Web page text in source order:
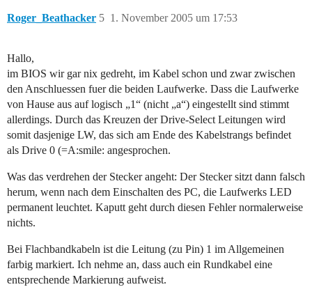
Roger_Beathacker 1. November 2005 um 17:53
5
Hallo,
im BIOS wir gar nix gedreht, im Kabel schon und zwar zwischen
den Anschluessen fuer die beiden Laufwerke. Dass die Laufwerke
von Hause aus auf logisch „1“ (nicht „a“) eingestellt sind stimmt
allerdings. Durch das Kreuzen der Drive-Select Leitungen wird
somit dasjenige LW, das sich am Ende des Kabelstrangs befindet
als Drive 0 (=A:smile: angesprochen.
Was das verdrehen der Stecker angeht: Der Stecker sitzt dann falsch
herum, wenn nach dem Einschalten des PC, die Laufwerks LED
permanent leuchtet. Kaputt geht durch diesen Fehler normalerweise
nichts.
Bei Flachbandkabeln ist die Leitung (zu Pin) 1 im Allgemeinen
farbig markiert. Ich nehme an, dass auch ein Rundkabel eine
entsprechende Markierung aufweist.